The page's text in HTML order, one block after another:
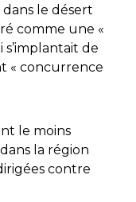
dans le désert
comme une «
de
« concurrence
le moins
la région
contre